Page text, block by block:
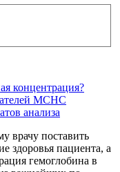
концентрация?
МСНС
анализа
врачу поставить
здоровья пациента, а
гемоглобина в